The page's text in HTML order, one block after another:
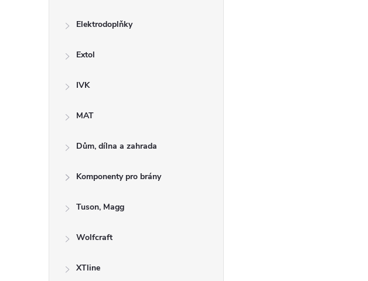
Elektrodoplňky
Extol
IVK
MAT
Dům, dílna a zahrada
Komponenty pro brány
Tuson, Magg
Wolfcraft
XTline